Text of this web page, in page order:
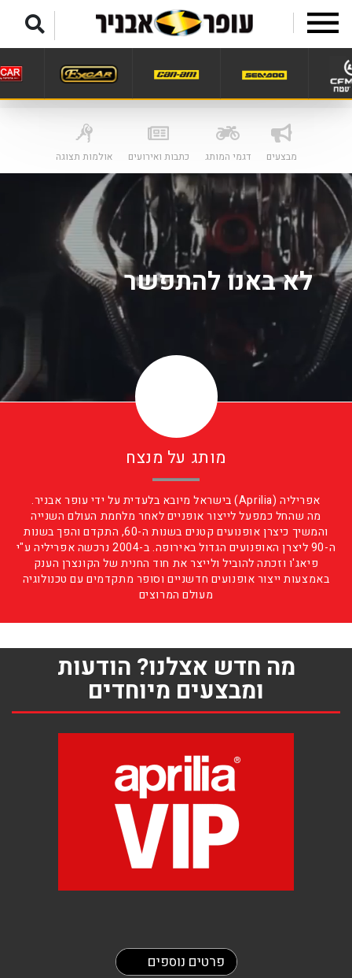
דלג לתפריט תחתון
מבצעים דגמי המותג כתבות ואירועים אולמות תצוגה
לא באנו להתפשר
מותג על מנצח
אפריליה (Aprilia) בישראל מיובא בלעדית על ידי עופר אבניר.
מה שהחל כמפעל לייצור אופניים לאחר מלחמת העולם השנייה
והמשיך כיצרן אופנועים קטנים בשנות ה-60, התקדם והפך בשנות
ה-90 ליצרן האופנועים הגדול באירופה. ב-2004 נרכשה אפריליה ע"י
פיאג'ו וזכתה להוביל ולייצר את חוד החנית של הקונצרן הענק
באמצעות ייצור אופנועים חדשניים וסופר מתקדמים עם טכנולוגיה
מעולם המרוצים
מה חדש אצלנו? הודעות
ומבצעים מיוחדים
פרטים נוספים